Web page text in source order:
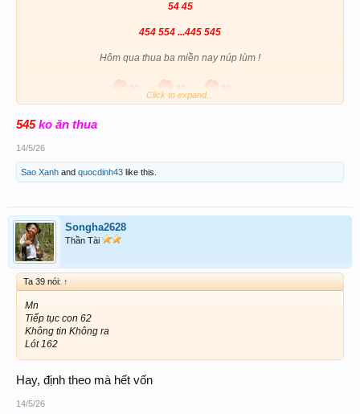
54 45
454 554 ...445 545
Hôm qua thua ba miền nay núp lùm !
Click to expand...
545ko ăn thua
14/5/26
Sao Xanh and quocdinh43 like this.
Songha2628
Thần Tài
Ta 39 nói: ↑
Mn
Tiếp tục con 62
Không tin Không ra
Lót 162
Hay, định theo mà hết vốn
14/5/26